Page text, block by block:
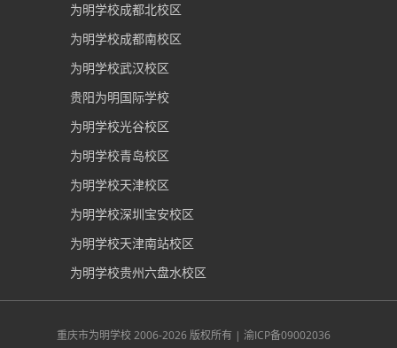
为明学校成都北校区
为明学校成都南校区
为明学校武汉校区
贵阳为明国际学校
为明学校光谷校区
为明学校青岛校区
为明学校天津校区
为明学校深圳宝安校区
为明学校天津南站校区
为明学校贵州六盘水校区
重庆市为明学校2006-2026 版权所有 | 渝ICP备09002036